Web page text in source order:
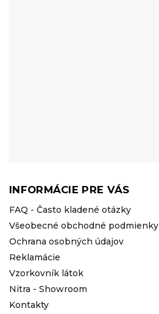
INFORMÁCIE PRE VÁS
FAQ - Často kladené otázky
Všeobecné obchodné podmienky
Ochrana osobných údajov
Reklamácie
Vzorkovník látok
Nitra - Showroom
Kontakty